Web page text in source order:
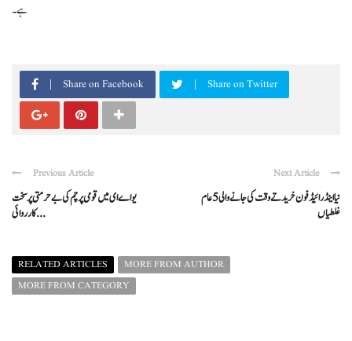
ہے۔
Share on Facebook Share on Twitter
Previous Article
یو اے ای میں قومی پرچم کی بے حرمتی پر سخت
کارروائی ...
Next Article
نیا اینڈرائیڈ فون خریدتے وقت کی جانے والی 5 عام
غلطیاں
RELATED ARTICLES
MORE FROM AUTHOR
MORE FROM CATEGORY